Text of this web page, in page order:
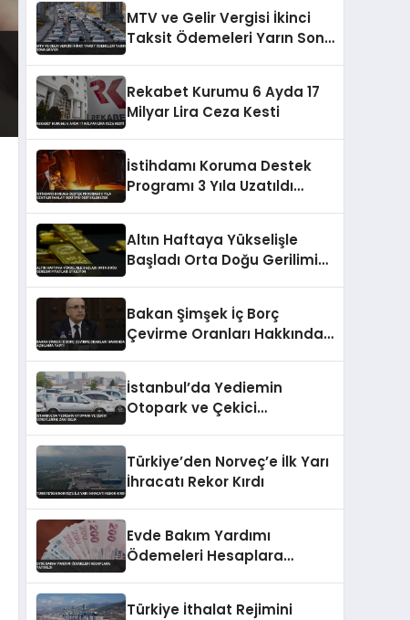
MTV ve Gelir Vergisi İkinci
Taksit Ödemeleri Yarın Sona
Rekabet Kurumu 6 Ayda 17
Milyar Lira Ceza Kesti
İstihdamı Koruma Destek
Programı 3 Yıla Uzatıldı
Altın Haftaya Yükselişle
Başladı Orta Doğu Gerilimi
Bakan Şimşek İç Borç
Çevirme Oranları Hakkında
İstanbul’da Yediemin
Otopark ve Çekici
Türkiye’den Norveç’e İlk Yarı
İhracatı Rekor Kırdı
Evde Bakım Yardımı
Ödemeleri Hesaplara
Türkiye İthalat Rejimini